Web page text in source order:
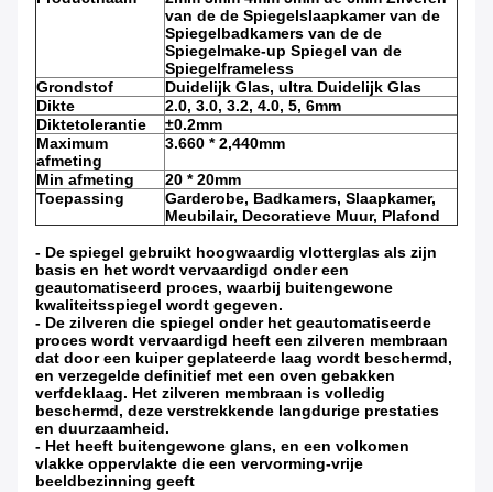
van de de Spiegelslaapkamer van de
Spiegelbadkamers van de de
Spiegelmake-up Spiegel van de
Spiegelframeless
Grondstof
Duidelijk Glas, ultra Duidelijk Glas
Dikte
2.0, 3.0, 3.2, 4.0, 5, 6mm
Diktetolerantie
±0.2mm
Maximum
afmeting
3.660 * 2,440mm
Min afmeting
20 * 20mm
Toepassing
Garderobe, Badkamers, Slaapkamer,
Meubilair, Decoratieve Muur, Plafond
- De spiegel gebruikt hoogwaardig vlotterglas als zijn
basis en het wordt vervaardigd onder een
geautomatiseerd proces, waarbij buitengewone
kwaliteitsspiegel wordt gegeven.
- De zilveren die spiegel onder het geautomatiseerde
proces wordt vervaardigd heeft een zilveren membraan
dat door een kuiper geplateerde laag wordt beschermd,
en verzegelde definitief met een oven gebakken
verfdeklaag. Het zilveren membraan is volledig
beschermd, deze verstrekkende langdurige prestaties
en duurzaamheid.
- Het heeft buitengewone glans, en een volkomen
vlakke oppervlakte die een vervorming-vrije
beeldbezinning geeft